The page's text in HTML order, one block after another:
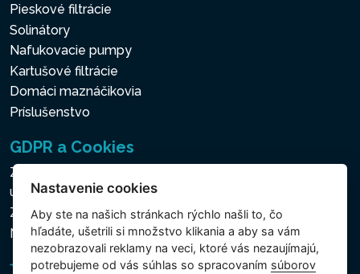
Pieskové filtrácie
Solinátory
Nafukovacie pumpy
Kartušové filtrácie
Domáci maznáčikovia
Príslušenstvo
GDPR a Cookies
Zásady ochrany osobných a ďalších spracovávaných
údajov
Zásady používania súborov cookies
Nastavenie cookies
Nastavenie cookies
Aby ste na našich stránkach rýchlo našli to, čo
hľadáte, ušetrili si množstvo klikania a aby sa vám
nezobrazovali reklamy na veci, ktoré vás nezaujímajú,
potrebujeme od vás súhlas so spracovaním súborov